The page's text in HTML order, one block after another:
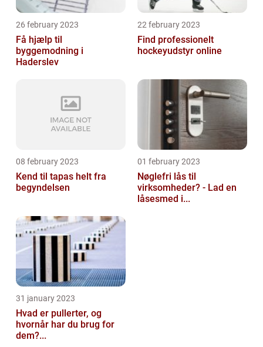
26 february 2023
Få hjælp til
byggemodning i
Haderslev
22 february 2023
Find professionelt
hockeyudstyr online
08 february 2023
Kend til tapas helt fra
begyndelsen
01 february 2023
Nøglefri lås til
virksomheder? - Lad en
låsesmed i...
31 january 2023
Hvad er pullerter, og
hvornår har du brug for
dem?...